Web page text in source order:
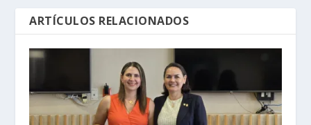
ARTÍCULOS RELACIONADOS